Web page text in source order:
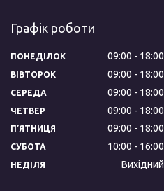
Графік роботи
ПОНЕДІЛОК 09:00 18:00
ВІВТОРОК 09:00 18:00
СЕРЕДА 09:00 18:00
ЧЕТВЕР 09:00 18:00
ПʼЯТНИЦЯ 09:00 18:00
СУБОТА 10:00 16:00
НЕДІЛЯ Вихідний